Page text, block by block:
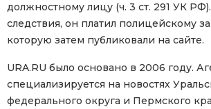
должностному лицу (ч. 3 ст. 291 УК
следствия, он платил полицейскому
которую затем публиковали на сайте.
URA.RU было основано в 2006 году.
специализируется на новостях
федерального округа и Пермского